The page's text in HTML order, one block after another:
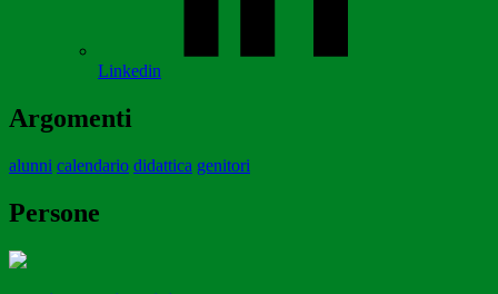
Linkedin
Argomenti
alunni calendario didattica genitori
Persone